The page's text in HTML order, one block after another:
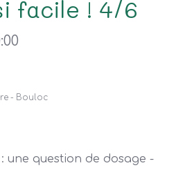
facile ! 4/6
- Bouloc
une question de dosage -